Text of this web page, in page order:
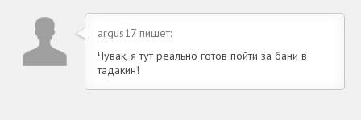
argus17 пишет:
Чувак, я тут реально готов пойти за бани в
тадакин!